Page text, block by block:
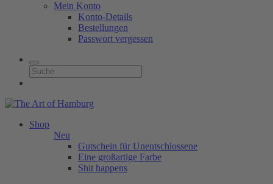
Mein Konto
Konto-Details
Bestellungen
Passwort vergessen
Shop
Neu
Gutschein für Unentschlossene
Eine großartige Farbe
Shit happens